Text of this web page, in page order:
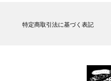
特定商取引法に基づく表記